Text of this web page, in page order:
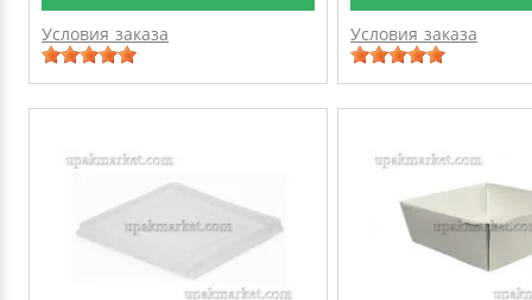
Условия заказа Условия заказа